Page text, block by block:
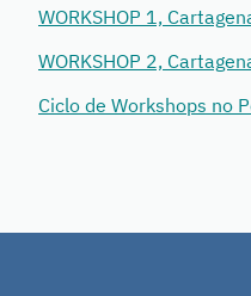
WORKSHOP 1,
WORKSHOP 2,
Ciclo de Workshops no